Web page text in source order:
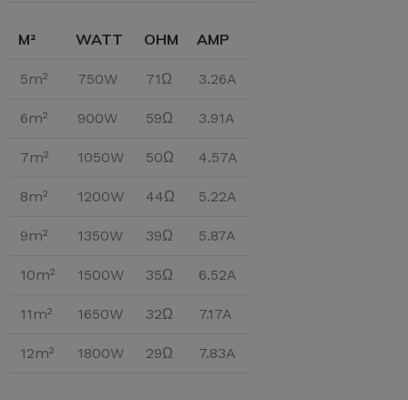
M² WATT OHM AMP
5m² 750W 71Ω 3.26A
6m² 900W 59Ω 3.91A
7m² 1050W 50Ω 4.57A
8m² 1200W 44Ω 5.22A
9m² 1350W 39Ω 5.87A
10m² 1500W 35Ω 6.52A
11m² 1650W 32Ω 7.17A
12m² 1800W 29Ω 7.83A